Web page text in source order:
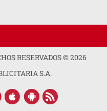
RESERVADOS ©2026
S.A.